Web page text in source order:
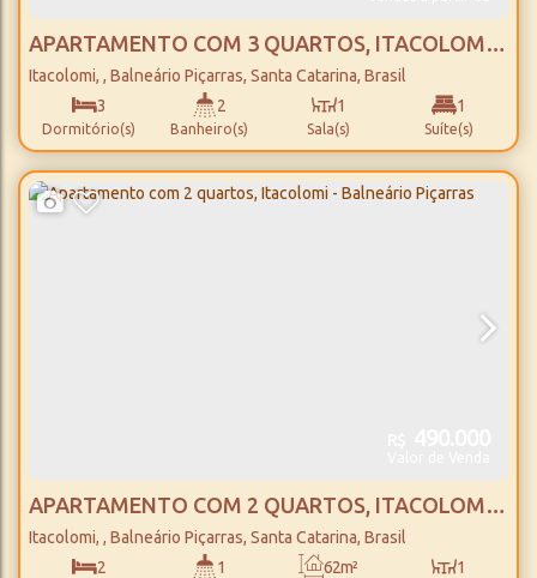
APARTAMENTO COM 3 QUARTOS, ITACOLOMI -
BALNEÁRIO PIÇARRAS
Itacolomi , Balneário Piçarras, Santa Catarina, Brasil
3
Dormitório(s)
2
Banheiro(s)
1
Sala(s)
1
Suíte(s)
Total:
84m² 1
Vaga(s)
600m
Distância do Mar
APARTAMENTO COM 2 QUARTOS, ITACOLOMI -
BALNEÁRIO PIÇARRAS
Itacolomi , Balneário Piçarras, Santa Catarina, Brasil
2
1 62m² 1